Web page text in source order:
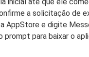
a solicitação de
AppStore e digite
prompt para baixar o